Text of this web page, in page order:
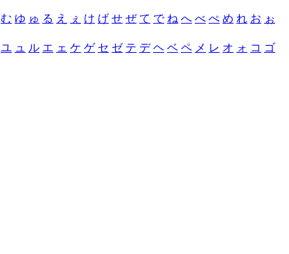
む ゆ ゅ る え ぇ け げ せ ぜ て で ね へ べ ぺ め れ お ぉ
ユ ュ ル エ ェ ケ ゲ セ ゼ テ デ ヘ ベ ペ メ レ オ ォ コ ゴ